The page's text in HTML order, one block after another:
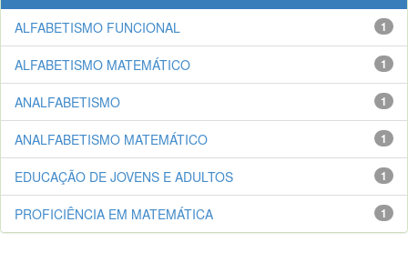
1
ALFABETISMO FUNCIONAL
1
ALFABETISMO MATEMÁTICO
1
ANALFABETISMO
1
ANALFABETISMO MATEMÁTICO
1
EDUCAÇÃO DE JOVENS E ADULTOS
1
PROFICIÊNCIA EM MATEMÁTICA